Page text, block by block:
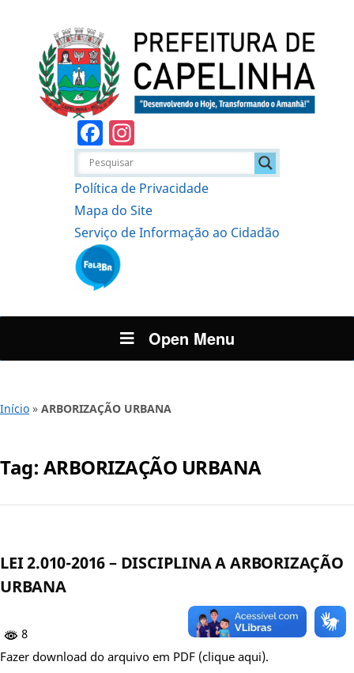
Facebook
Política de Privacidade
Mapa do Site
Serviço de Informação ao Cidadão
Open Menu
Início » ARBORIZAÇÃO URBANA
Tag: ARBORIZAÇÃO URBANA
LEI 2.010-2016 – DISCIPLINA A ARBORIZAÇÃO
URBANA
8
Fazer download do arquivo em PDF (clique aqui).